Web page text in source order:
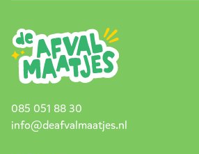
085 051 88 30
info@deafvalmaatjes.nl